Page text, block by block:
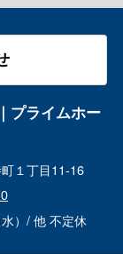
プライムホー
１丁目11-16
）/ 他 不定休